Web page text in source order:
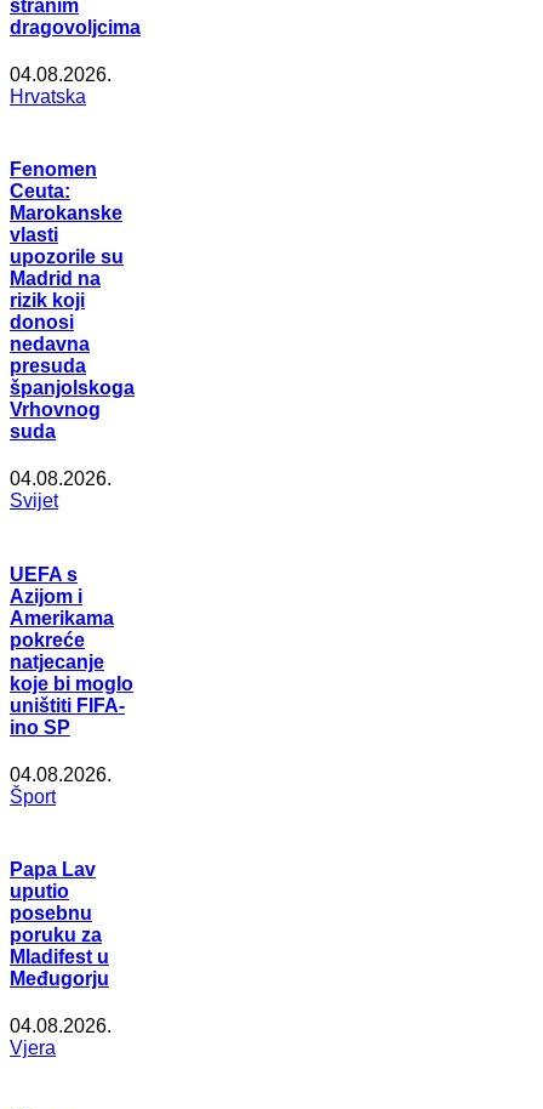
stranim
dragovoljcima
04.08.2026.
Hrvatska
Fenomen
Ceuta:
Marokanske
vlasti
upozorile su
Madrid na
rizik koji
donosi
nedavna
presuda
španjolskoga
Vrhovnog
suda
04.08.2026.
Svijet
UEFA s
Azijom i
Amerikama
pokreće
natjecanje
koje bi moglo
uništiti FIFA-
ino SP
04.08.2026.
Šport
Papa Lav
uputio
posebnu
poruku za
Mladifest u
Međugorju
04.08.2026.
Vjera